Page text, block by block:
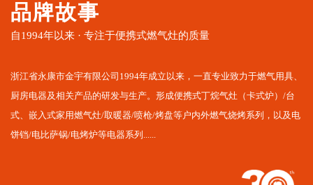
品牌故事
自1994年以来 · 专注于便携式燃气灶的质量
浙江省永康市金宇有限公司1994年成立以来，一直专业致力于燃气用具、
厨房电器及相关产品的研发与生产。形成便携式丁烷气灶（卡式炉）/台
式、嵌入式家用燃气灶/取暖器/喷枪/烤盘等户内外燃气烧烤系列，以及电
饼铛/电比萨锅/电烤炉等电器系列......